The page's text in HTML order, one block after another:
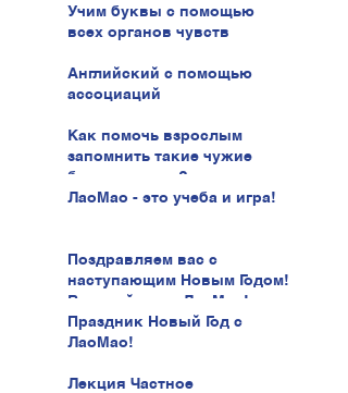
Учим буквы с помощью
всех органов чувств
Английский с помощью
ассоциаций
Как помочь взрослым
запомнить такие чужие
буквы иврита?
ЛаоМао - это учеба и игра!
Поздравляем вас с
наступающим Новым Годом!
В новый год с ЛаоМао!
Праздник Новый Год с
ЛаоМао!
Лекция Частное